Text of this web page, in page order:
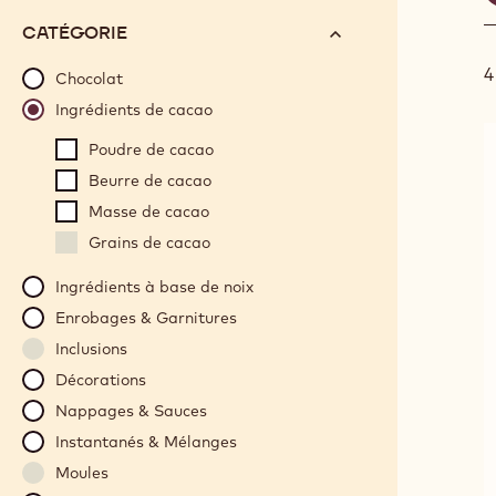
options
automatically
update
your
search.
N°
CATÉGORIE
Chocolat
Ingrédients de cacao
Poudre de cacao
Beurre de cacao
Masse de cacao
Grains de cacao
Ingrédients à base de noix
Enrobages & Garnitures
Inclusions
Décorations
Nappages & Sauces
Instantanés & Mélanges
Moules